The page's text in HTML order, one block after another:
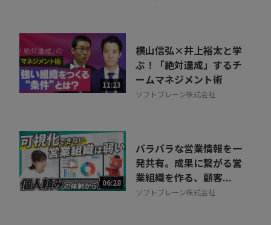
11:23
横山信弘×井上裕太と学
ぶ！「絶対達成」するチ
ームマネジメント術
ソフトブレーン株式会社
06:28
バラバラな営業情報を一
発共有。成果に繋がる営
業組織を作る、顧客...
ソフトブレーン株式会社